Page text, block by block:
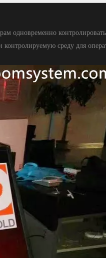
одновременно
среду для